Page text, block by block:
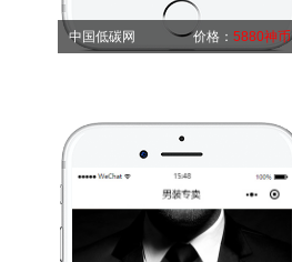
中国低碳网 价格： 5880神币